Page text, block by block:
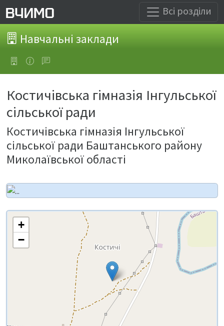
Всі розділи
Навчальні заклади
Костичівська гімназія Інгульської
сільської ради
Костичівська гімназія Інгульської
сільської ради Баштанського району
Миколаївської області
+
−